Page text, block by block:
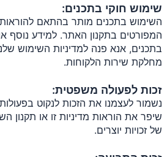
שימוש חוקי בתכנים:
השימוש בתכנים מותר בהתאם להוראות
המפורטים בתקנון האתר. למידע נוסף
בתכנים, אנא פנה למדיניות השימוש
מחלקת שירות הלקוחות.
זכות לפעולה משפטית:
נשמור לעצמנו את הזכות לנקוט
שיפר את הוראות מדיניות זו או תקנון
של זכויות יוצרים.